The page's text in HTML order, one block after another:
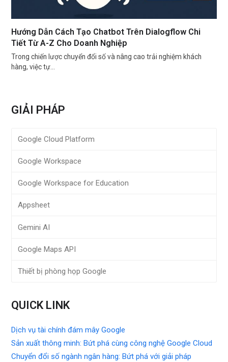
Hướng Dẫn Cách Tạo Chatbot Trên Dialogflow Chi
Tiết Từ A-Z Cho Doanh Nghiệp
Trong chiến lược chuyển đổi số và nâng cao trải nghiệm khách
hàng, việc tự…
GIẢI PHÁP
Google Cloud Platform
Google Workspace
Google Workspace for Education
Appsheet
Gemini AI
Google Maps API
Thiết bị phòng họp Google
QUICK LINK
Dịch vụ tài chính đám mây Google
Sản xuất thông minh: Bứt phá cùng công nghệ Google Cloud
Chuyển đổi số ngành ngân hàng: Bứt phá với giải pháp